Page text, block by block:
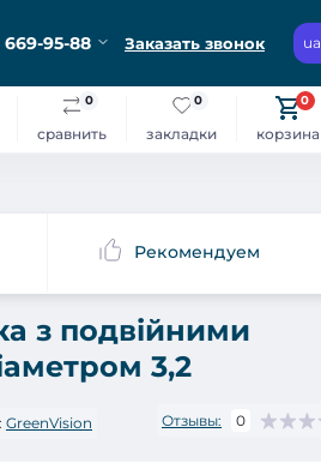
669-95-88 Заказать звонок ua
сравнить
0
закладки
0
корзина
0
Рекомендуем
з подвійними
3,2
GreenVision Отзывы: 0